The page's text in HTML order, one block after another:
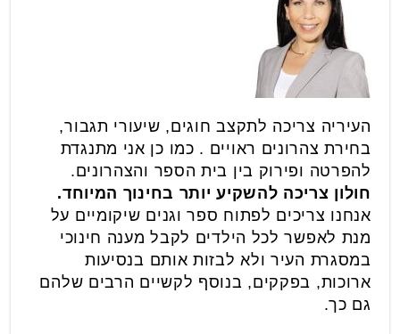
העיריה צריכה לתקצב חוגים, שיעורי תגבור,
בחירת צהרונים ראויים . כמו כן אני מתנגדת
להפרטה ופירוק בין בית הספר והצהרונים.
חולון צריכה להשקיע יותר בחינוך המיוחד.
אנחנו צריכים לפתוח ספר וגנים שיקומיים על
מנת לאפשר לכל הילדים לקבל מענה חינוכי
במסגרת העיר ולא לבזות אותם בנסיעות
ארוכות, בפקקים, בנוסף לקשיים הרבים שלהם
גם כך.